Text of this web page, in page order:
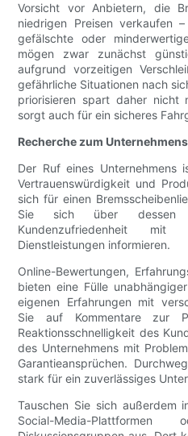
Vorsicht vor Anbietern, die
niedrigen Preisen verkaufen
gefälschte oder
mögen zwar zunächst
aufgrund vorzeitigen
gefährliche Situationen nach
priorisieren spart daher nicht
sorgt auch für ein sicheres
Recherche zum
Der Ruf eines
Vertrauenswürdigkeit und
sich für einen
Sie sich über dessen
Kundenzufriedenheit
Dienstleistungen informieren.
Online-Bewertungen,
bieten eine Fülle
eigenen Erfahrungen mit
Sie auf Kommentare zur
Reaktionsschnelligkeit des
des Unternehmens mit
Garantieansprüchen.
stark für ein zuverlässiges
Tauschen Sie sich außerdem
Social-Media-